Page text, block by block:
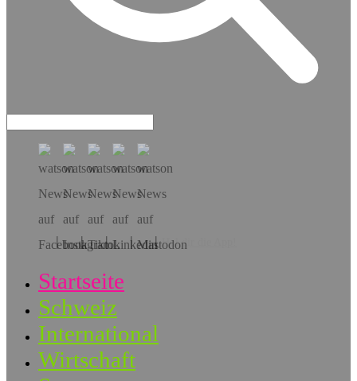
Hol dir die App!
Startseite
Schweiz
International
Wirtschaft